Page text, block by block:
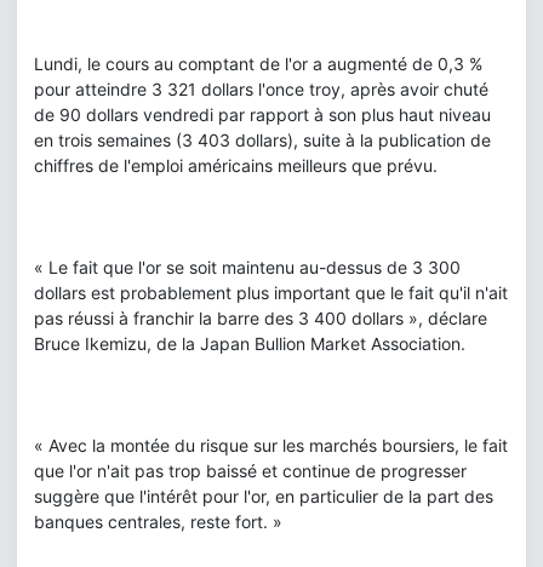
Lundi, le cours au comptant de l'or a augmenté de 0,3 %
pour atteindre 3 321 dollars l'once troy, après avoir chuté
de 90 dollars vendredi par rapport à son plus haut niveau
en trois semaines (3 403 dollars), suite à la publication de
chiffres de l'emploi américains meilleurs que prévu.
« Le fait que l'or se soit maintenu au-dessus de 3 300
dollars est probablement plus important que le fait qu'il n'ait
pas réussi à franchir la barre des 3 400 dollars », déclare
Bruce Ikemizu, de la Japan Bullion Market Association.
« Avec la montée du risque sur les marchés boursiers, le fait
que l'or n'ait pas trop baissé et continue de progresser
suggère que l'intérêt pour l'or, en particulier de la part des
banques centrales, reste fort. »